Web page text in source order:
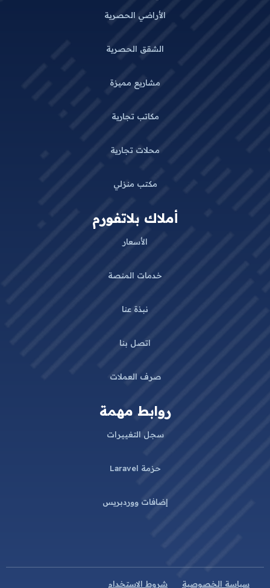
الأراضي الحصرية
الشقق الحصرية
مشاريع مميزة
مكاتب تجارية
محلات تجارية
مكتب منزلي
أملاك بلاتفورم
الأسعار
خدمات المنصة
نبذة عنا
اتصل بنا
صرف العملات
روابط مهمة
سجل التغييرات
حزمة Laravel
إضافات ووردبريس
سياسة الخصوصية شروط الاستخدام